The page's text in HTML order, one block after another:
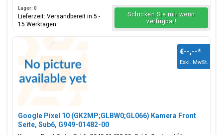
Lager: 0
Lieferzeit: Versandbereit in 5 -
15 Werktagen
Schicken Sie mir wenn
verfügbar!
Google Pixel 10 (GK2MP;GLBW0;GL066) Kamera Front
Seite, Sub6, G949-01482-00
€--,--*
Exkl. MwSt.